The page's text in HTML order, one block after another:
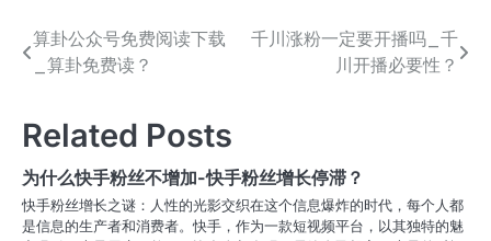
文
章
导
航
算卦公众号免费阅读下载
_算卦免费读？
千川涨粉一定要开播吗_千
川开播必要性？
Related Posts
为什么快手粉丝不增加-快手粉丝增长停滞？
快手粉丝增长之谜：人性的光影交织在这个信息爆炸的时代，每个人都
是信息的生产者和消费者。快手，作为一款短视频平台，以其独特的魅